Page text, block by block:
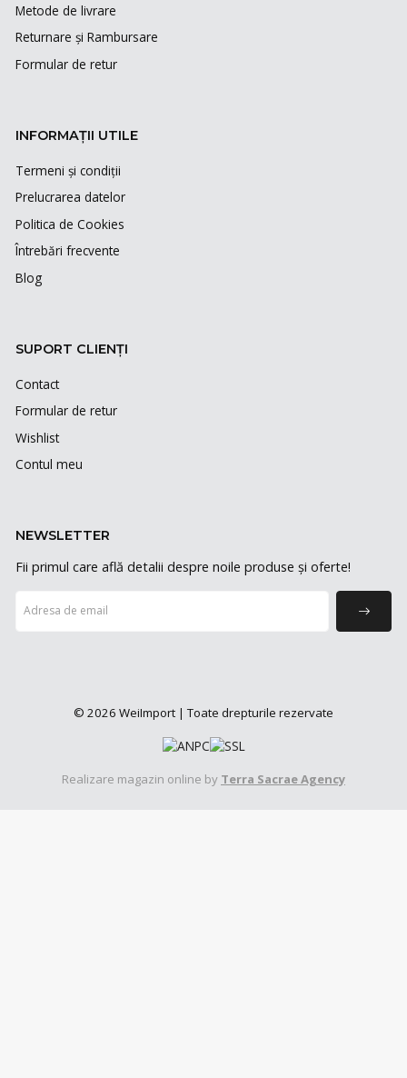
Metode de livrare
Returnare și Rambursare
Formular de retur
INFORMAȚII UTILE
Termeni și condiții
Prelucrarea datelor
Politica de Cookies
Întrebări frecvente
Blog
SUPORT CLIENȚI
Contact
Formular de retur
Wishlist
Contul meu
NEWSLETTER
Fii primul care află detalii despre noile produse și oferte!
© 2026 WeiImport | Toate drepturile rezervate
Realizare magazin online by Terra Sacrae Agency